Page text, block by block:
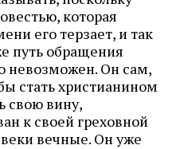
которая
его терзает, и так
путь обращения
невозможен. Он сам,
стать христианином
свою вину,
к своей греховной
вечные. Он уже